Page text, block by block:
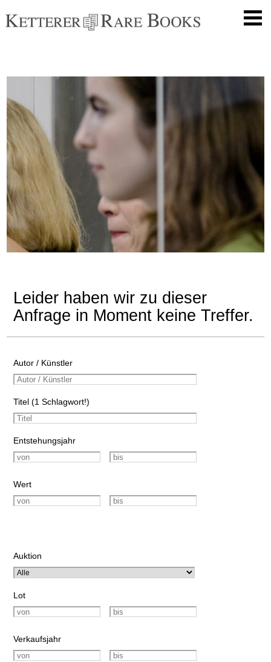
Leider haben wir zu dieser
Anfrage in Moment keine Treffer.
Autor / Künstler
Titel (1 Schlagwort!)
Entstehungsjahr
Wert
Auktion
Lot
Verkaufsjahr